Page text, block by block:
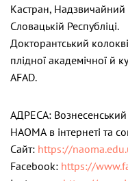
Кастран,
Словацькій Республіці.
Докторантський
плідної академічної й
AFAD.
АДРЕСА: Вознесенський
НАОМА в інтернеті та
Сайт: https://
Facebook: https://